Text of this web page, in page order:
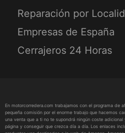
Reparación por
Empresas de España
Cerrajeros 24 Horas
En motorcorredera.com trabajamos con el programa de
pequeña comisión por el enorme trabajo que hacemos
una venta que a ti no te supondrá ningún coste
página y conseguir que crezca día a día. Los enlaces